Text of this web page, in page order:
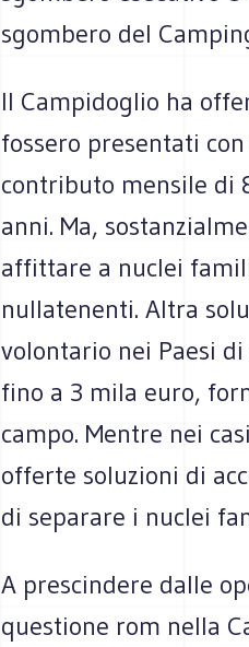
sgombero del
Il Campidoglio ha
fossero presentati
contributo mensile di
anni. Ma,
affittare a nuclei
nullatenenti. Altra
volontario nei Paesi
fino a 3 mila euro,
campo. Mentre nei
offerte soluzioni di
di separare i nuclei
A prescindere dalle
questione rom nella